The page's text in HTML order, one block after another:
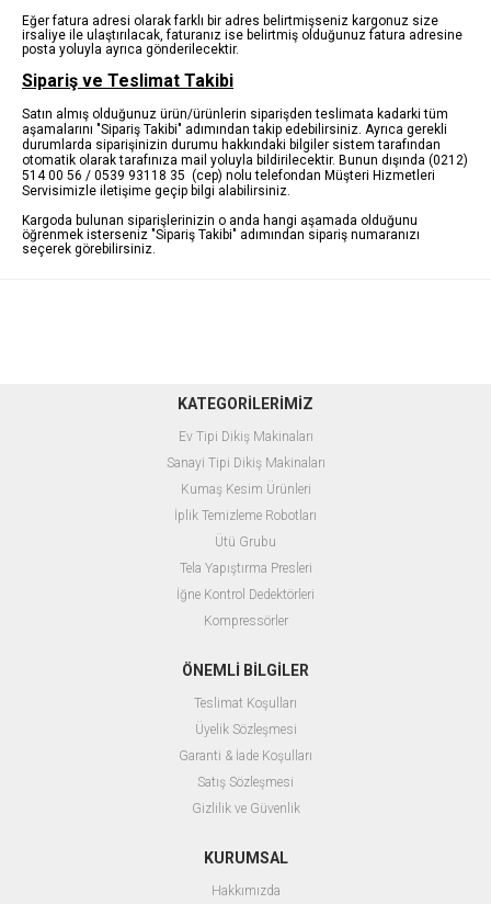
Eğer fatura adresi olarak farklı bir adres belirtmişseniz kargonuz size
irsaliye ile ulaştırılacak, faturanız ise belirtmiş olduğunuz fatura adresine
posta yoluyla ayrıca gönderilecektir.
Sipariş ve Teslimat Takibi
Satın almış olduğunuz ürün/ürünlerin siparişden teslimata kadarki tüm
aşamalarını "Sipariş Takibi" adımından takip edebilirsiniz. Ayrıca gerekli
durumlarda siparişinizin durumu hakkındaki bilgiler sistem tarafından
otomatik olarak tarafınıza mail yoluyla bildirilecektir. Bunun dışında (0212)
514 00 56 / 0539 93118 35 (cep) nolu telefondan Müşteri Hizmetleri
Servisimizle iletişime geçip bilgi alabilirsiniz.
Kargoda bulunan siparişlerinizin o anda hangi aşamada olduğunu
öğrenmek isterseniz "Sipariş Takibi" adımından sipariş numaranızı
seçerek görebilirsiniz.
KATEGORİLERİMİZ
Ev Tipi Dikiş Makinaları
Sanayi Tipi Dikiş Makinaları
Kumaş Kesim Ürünleri
İplik Temizleme Robotları
Ütü Grubu
Tela Yapıştırma Presleri
İğne Kontrol Dedektörleri
Kompressörler
ÖNEMLİ BİLGİLER
Teslimat Koşulları
Üyelik Sözleşmesi
Garanti & İade Koşulları
Satış Sözleşmesi
Gizlilik ve Güvenlik
KURUMSAL
Hakkımızda